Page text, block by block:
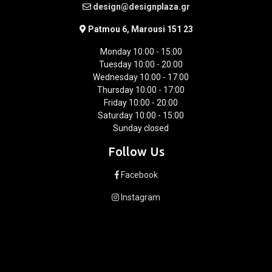
design@designplaza.gr
Patmou 6, Marousi 151 23
Monday 10:00 - 15:00
Tuesday 10:00 - 20:00
Wednesday 10:00 - 17:00
Thursday 10:00 - 17:00
Friday 10:00 - 20:00
Saturday 10:00 - 15:00
Sunday closed
Follow Us
Facebook
Instagram